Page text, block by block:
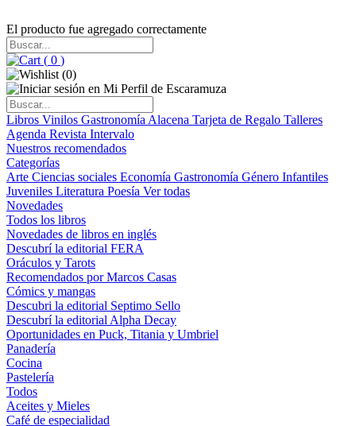
El producto fue agregado correctamente
( 0 )
(0)
Libros Vinilos Gastronomía Alacena Tarjeta de Regalo Talleres
Agenda Revista Intervalo
Nuestros recomendados
Categorías
Arte Ciencias sociales Economía Gastronomía Género Infantiles
Juveniles Literatura Poesía Ver todas
Novedades
Todos los libros
Novedades de libros en inglés
Descubrí la editorial FERA
Oráculos y Tarots
Recomendados por Marcos Casas
Cómics y mangas
Descubri la editorial Septimo Sello
Descubrí la editorial Alpha Decay
Oportunidades en Puck, Titania y Umbriel
Panadería
Cocina
Pastelería
Todos
Aceites y Mieles
Café de especialidad